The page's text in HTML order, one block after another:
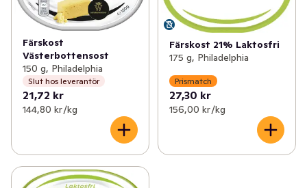
Färskost
Västerbottensost
150 g, Philadelphia
Slut hos leverantör
21,72 kr
144,80 kr /kg
Färskost 21% Laktosfri
175 g, Philadelphia
Prismatch
27,30 kr
156,00 kr /kg